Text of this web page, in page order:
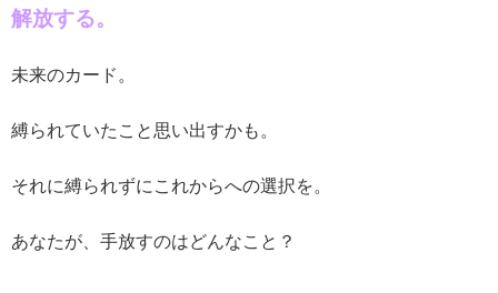
解放する。
未来のカード。
縛られていたこと思い出すかも。
それに縛られずにこれからへの選択を。
あなたが、手放すのはどんなこと？